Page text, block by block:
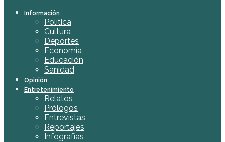
Información
Política
Cultura
Deportes
Economía
Educación
Sanidad
Opinión
Entretenimiento
Relatos
Prólogos
Entrevistas
Reportajes
Infografías